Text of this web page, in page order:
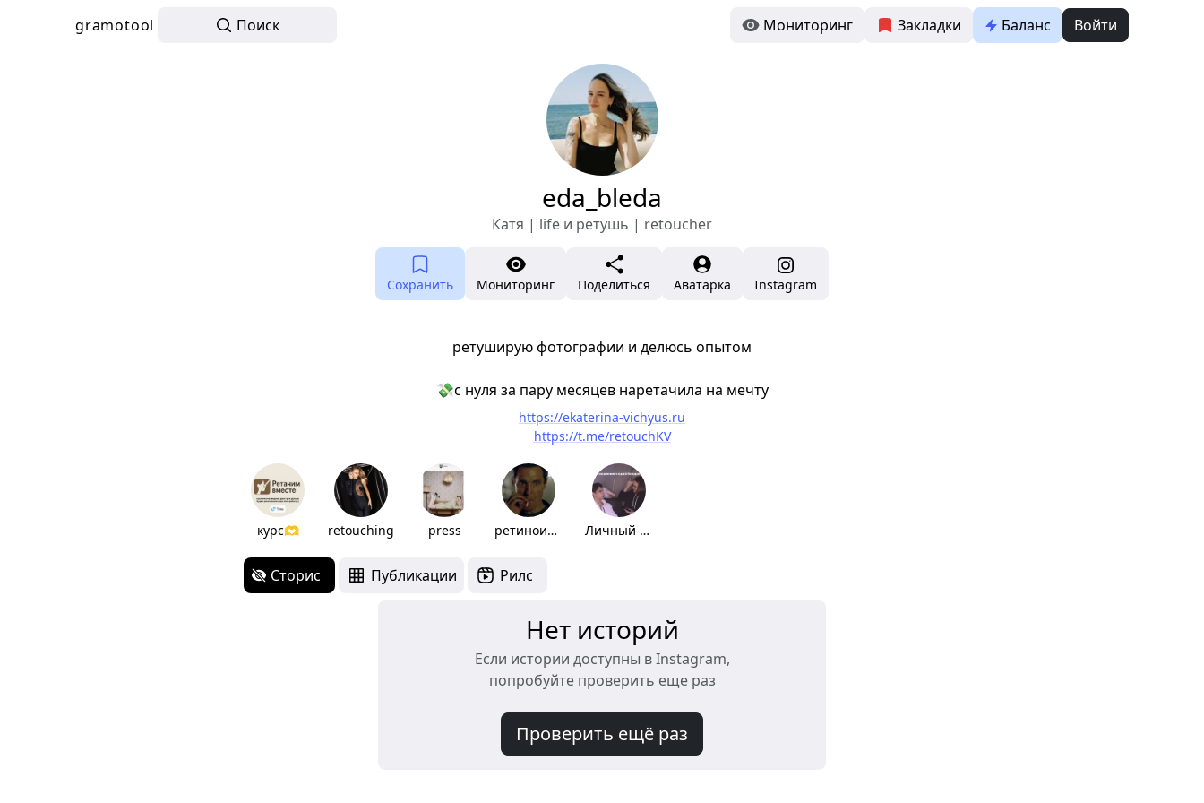
gramotool Поиск Мониторинг Закладки Баланс Войти
eda_bleda
Катя | life и ретушь | retoucher
Сохранить Мониторинг Поделиться Аватарка Instagram
ретуширую фотографии и делюсь опытом
💸с нуля за пару месяцев наретачила на мечту
https://ekaterina-vichyus.ru
https://t.me/retouchKV
курс🫶 retouching press ретиноиды Личный водитель
Сторис Публикации Рилс
Нет историй
Если истории доступны в Instagram,
попробуйте проверить еще раз
Проверить ещё раз